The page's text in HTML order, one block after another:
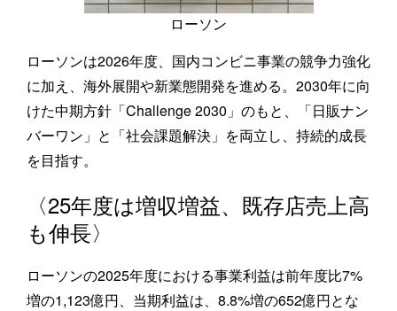
ローソン
ローソンは2026年度、国内コンビニ事業の競争力強化
に加え、海外展開や新業態開発を進める。2030年に向
けた中期方針「Challenge 2030」のもと、「日販ナン
バーワン」と「社会課題解決」を両立し、持続的成長
を目指す。
〈25年度は増収増益、既存店売上高
も伸長〉
ローソンの2025年度における事業利益は前年度比7%
増の1,123億円、当期利益は、8.8%増の652億円とな